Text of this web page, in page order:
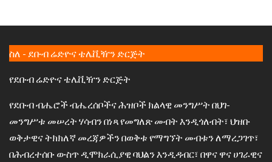
ስለ - ደቡብ ሬድዮና ቴሌቪዥን ድርጅት
የደቡብ ሬድዮና ቴሌቪዥን ድርጅት
የደቡብ ብሔሮች ብሔረሰቦችና ሕዝቦች ክልላዊ መንግሥት በህገ-
መንግሥቱ መሠረት ሃሳብን በነጻ የመግለጽ መብት እንዲጎለብት፣ ህዝቡ
ወቅታዊና ትክክለኛ መረጃዎችን በወቅቱ የማግኘት መብቱን ለማረጋገጥ፣
በሕብረተሰቡ ውስጥ ዲሞክራሲያዊ ባህልን እንዲዳብር፣ በዋና ዋና ሀገራዊና